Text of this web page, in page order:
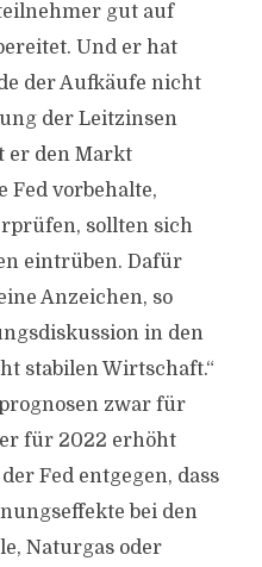
gut auf
Und er hat
der Aufkäufe nicht
der Leitzinsen
er den Markt
Fed vorbehalte,
sollten sich
eintrüben. Dafür
Anzeichen, so
in den
stabilen Wirtschaft.“
zwar für
für 2022 erhöht
Fed entgegen, dass
bei den
Naturgas oder